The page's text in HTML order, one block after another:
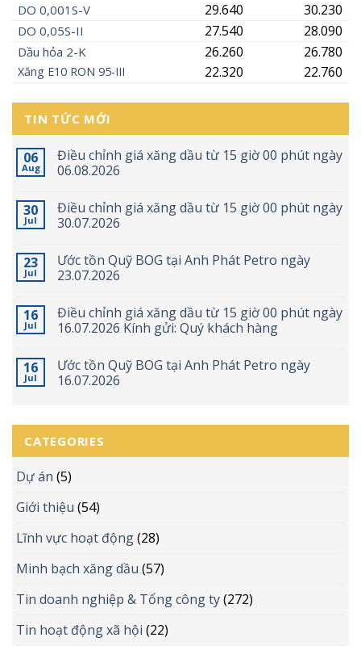
DO 0,001S-V 30.230
29.640
DO 0,05S-II 28.090
27.540
Dầu hỏa 2-K 26.780
26.260
Xăng E10 RON 95-III 22.760
22.320
TIN TỨC MỚI
06
Aug
Điều chỉnh giá xăng dầu từ 15 giờ 00 phút ngày
06.08.2026
30
Jul
Điều chỉnh giá xăng dầu từ 15 giờ 00 phút ngày
30.07.2026
23
Jul
Ước tồn Quỹ BOG tại Anh Phát Petro ngày
23.07.2026
16
Jul
Điều chỉnh giá xăng dầu từ 15 giờ 00 phút ngày
16.07.2026 Kính gửi: Quý khách hàng
16
Jul
Ước tồn Quỹ BOG tại Anh Phát Petro ngày
16.07.2026
CATEGORIES
Dự án (5)
Giới thiệu (54)
Lĩnh vực hoạt động(28)
Minh bạch xăng dầu (57)
Tin doanh nghiệp & Tổng công ty(272)
Tin hoạt động xã hội (22)